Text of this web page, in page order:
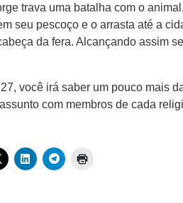
trava uma batalha com o
seu pescoço e o arrasta até a
da fera. Alcançando assim
você irá saber um pouco mais
com membros de cada
Clique
para
Clique
para
Clique
para